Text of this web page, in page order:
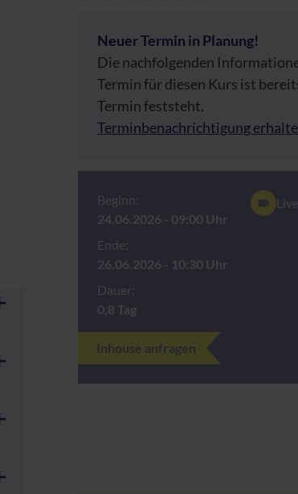
Neuer Termin in Planung!
Die nachfolgenden
Termin für diesen Kurs ist
Termin feststeht.
Terminbenachrichtigung
Beginn:
24.06.2026 - 09:00 Uhr
Ende:
26.06.2026 - 10:30 Uhr
Dauer:
0,8 Tag
Inhouse anfragen